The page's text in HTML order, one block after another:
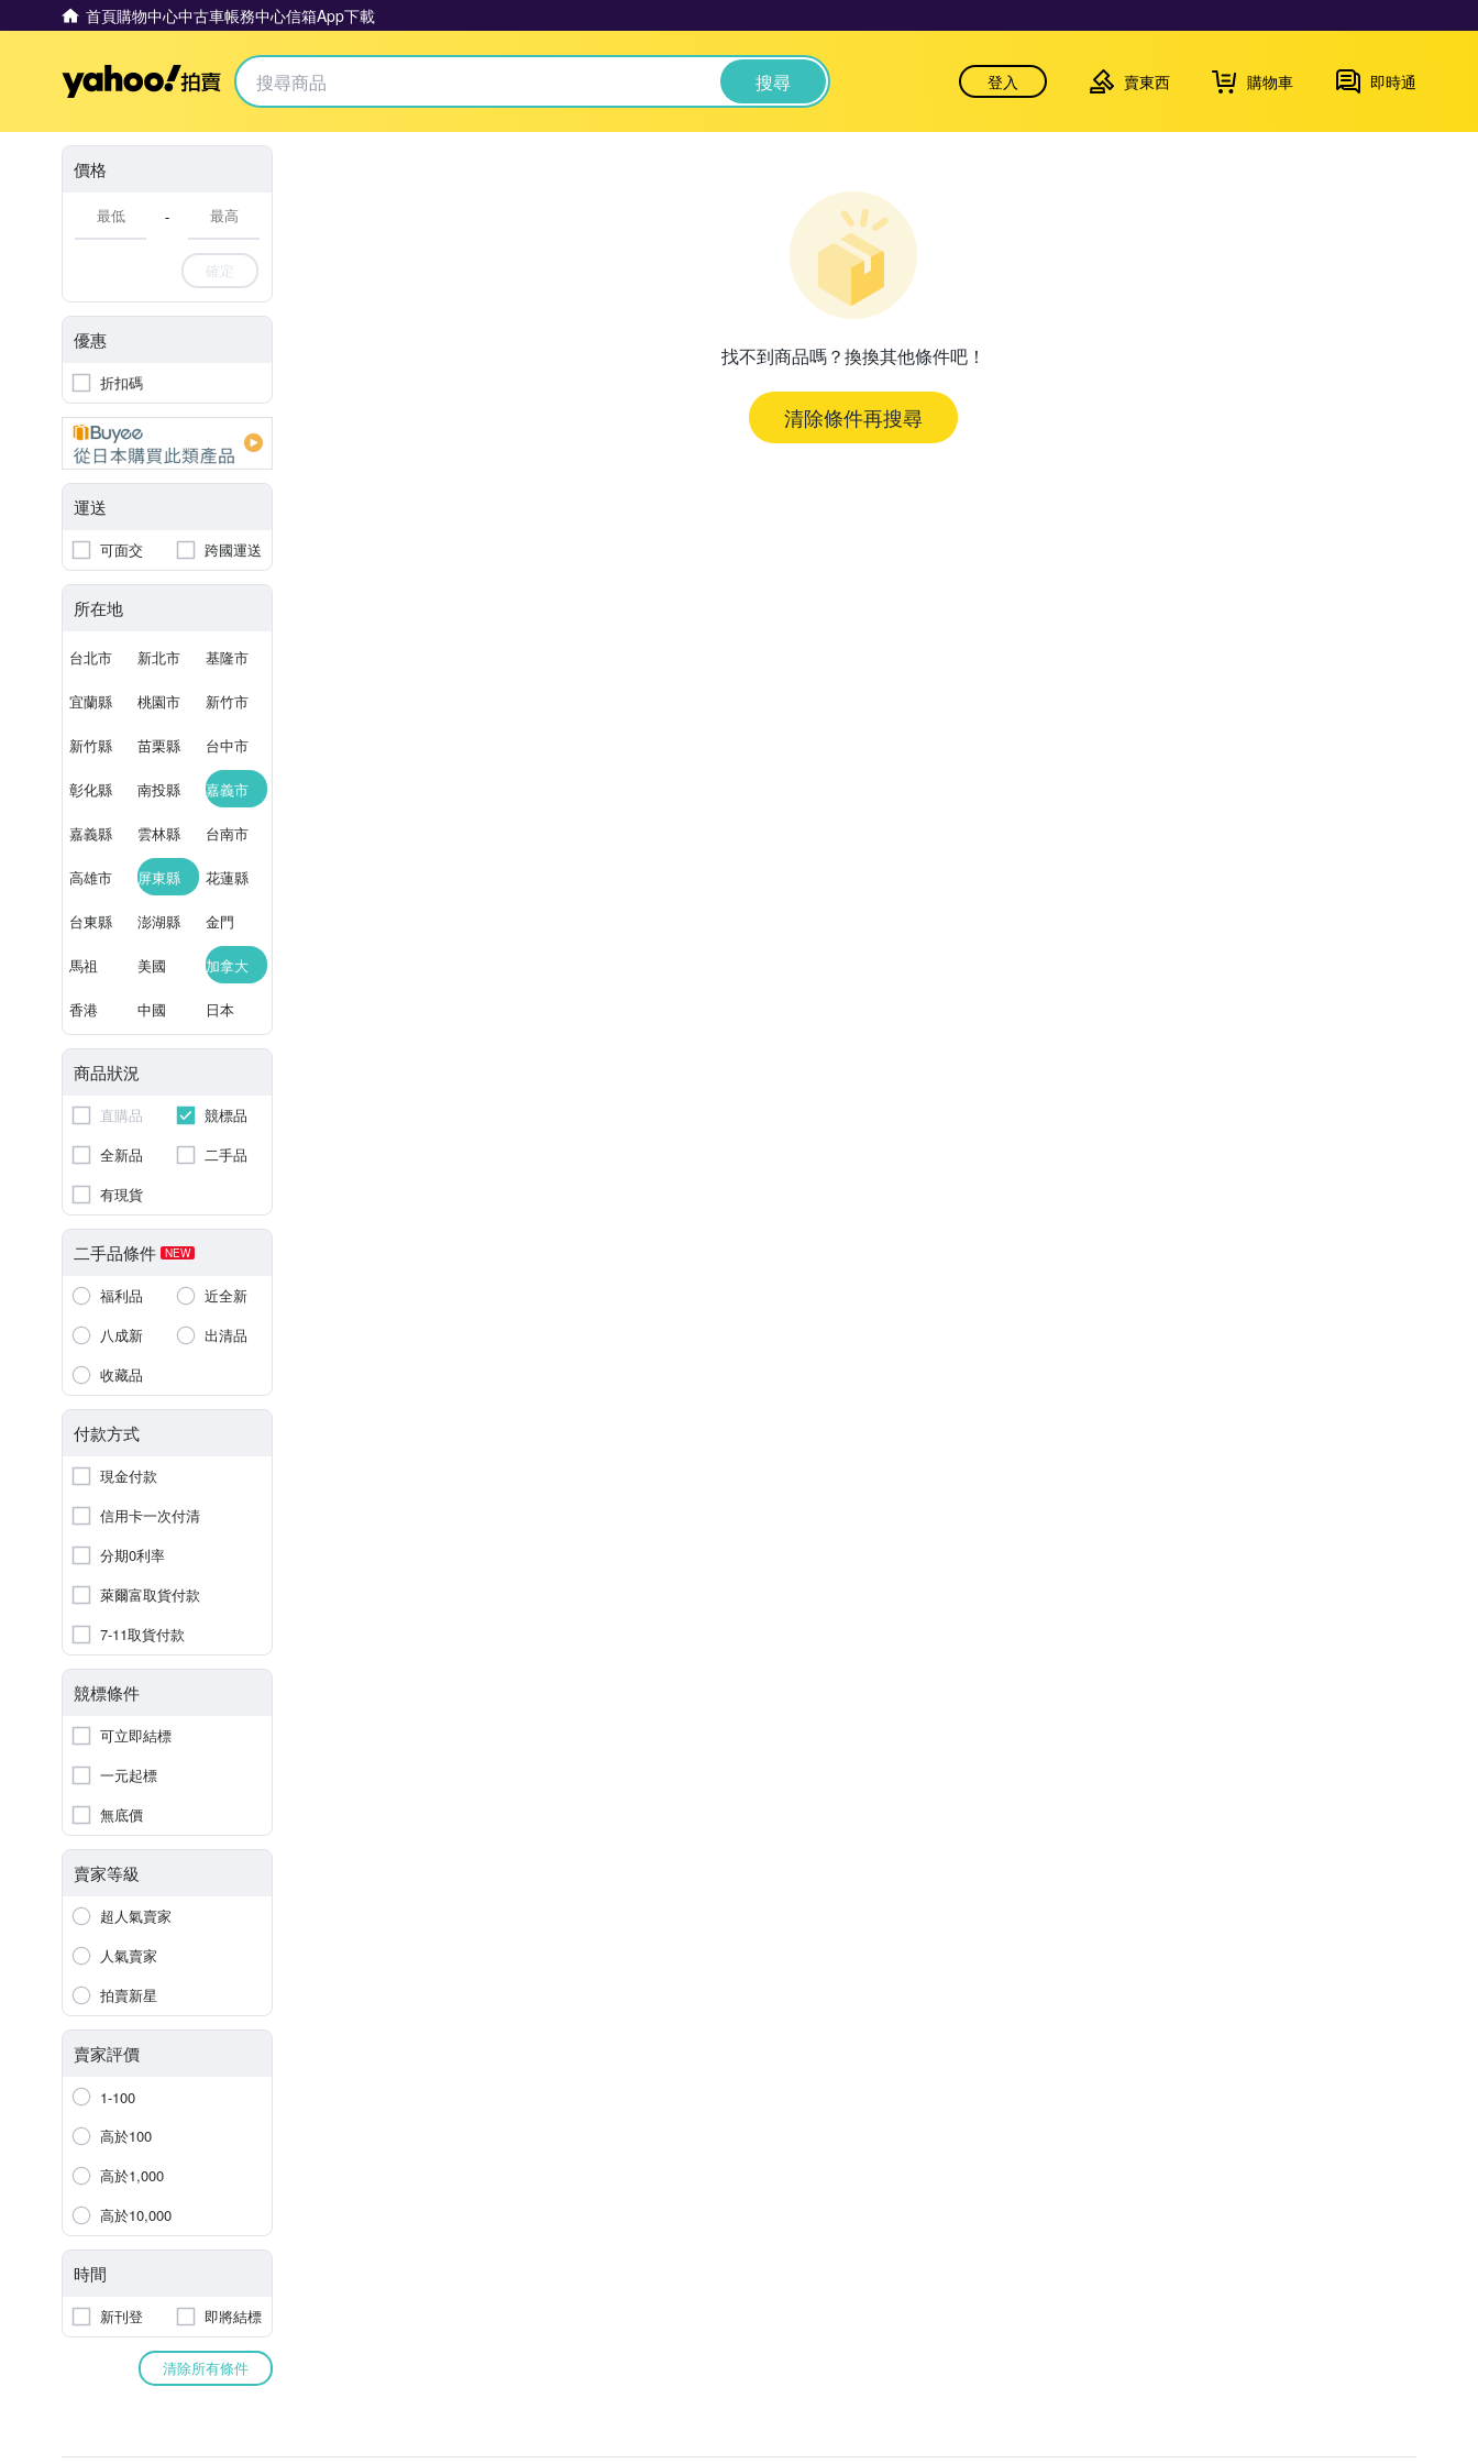
首頁購物中心中古車帳務中心信箱App下載
Yahoo拍賣 搜尋 登入 賣東西 購物車 即時通
價格
-
確定
優惠
折扣碼
運送
可面交 跨國運送
所在地
台北市 新北市 基隆市
宜蘭縣 桃園市 新竹市
新竹縣 苗栗縣 台中市
彰化縣 南投縣 嘉義市
嘉義縣 雲林縣 台南市
高雄市 屏東縣 花蓮縣
台東縣 澎湖縣 金門
馬祖 美國 加拿大
香港 中國 日本
商品狀況
直購品
競標品
全新品
二手品
有現貨
二手品條件 NEW
福利品
近全新
八成新
出清品
收藏品
付款方式
現金付款
信用卡一次付清
分期0利率
萊爾富取貨付款
7-11取貨付款
競標條件
可立即結標
一元起標
無底價
賣家等級
超人氣賣家
人氣賣家
拍賣新星
賣家評價
1-100
高於100
高於1,000
高於10,000
時間
新刊登 即將結標
清除所有條件
找不到商品嗎？換換其他條件吧！
清除條件再搜尋